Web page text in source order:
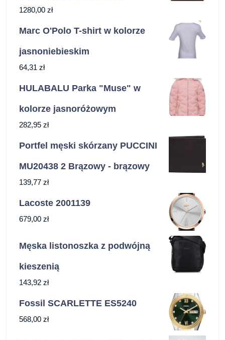
1280,00 zł
Marc O'Polo T-shirt w kolorze
jasnoniebieskim
64,31 zł
HULABALU Parka "Muse" w
kolorze jasnoróżowym
282,95 zł
Portfel męski skórzany PUCCINI
MU20438 2 Brązowy - brązowy
139,77 zł
Lacoste 2001139
679,00 zł
Męska listonoszka z podwójną
kieszenią
143,92 zł
Fossil SCARLETTE ES5240
568,00 zł